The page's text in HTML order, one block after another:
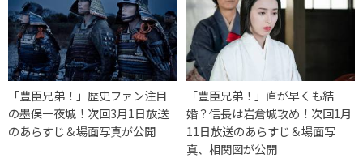
「豊臣兄弟！」歴史ファン注目
の墨俣一夜城！次回3月1日放送
のあらすじ＆場面写真が公開
「豊臣兄弟！」直が早くも結
婚？信長は岩倉城攻め！次回1月
11日放送のあらすじ＆場面写
真、相関図が公開